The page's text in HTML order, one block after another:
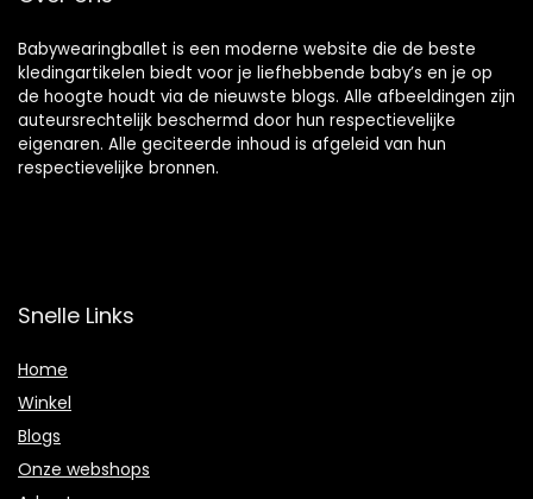
Babywearingballet is een moderne website die de beste
kledingartikelen biedt voor je liefhebbende baby’s en je op
de hoogte houdt via de nieuwste blogs. Alle afbeeldingen zijn
auteursrechtelijk beschermd door hun respectievelijke
eigenaren. Alle geciteerde inhoud is afgeleid van hun
respectievelijke bronnen.
Snelle Links
Home
Winkel
Blogs
Onze webshops